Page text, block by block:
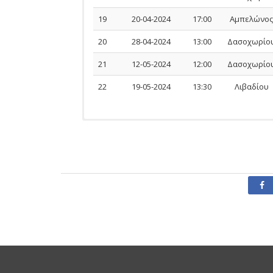
19 20-04-2024 17:00 Αμπελώνος
20 28-04-2024 13:00
21 12-05-2024 12:00
22 19-05-2024 13:30 Λιβαδίου
Αρ.
Ονοματεπώνυμο
493510